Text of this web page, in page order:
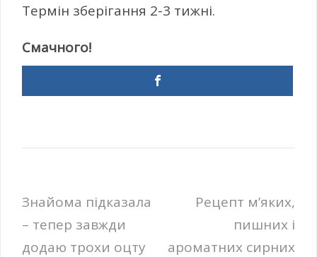
Термін зберігання 2-3 тижні.
Смачного!
Навігація
записів
Знайома підказала
– тепер завжди
додаю трохи оцту
Рецепт м’яких,
пишних і
ароматних cирних